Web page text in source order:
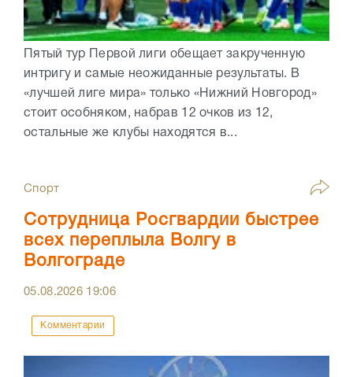
Пятый тур Первой лиги обещает закрученную
интригу и самые неожиданные результаты. В
«лучшей лиге мира» только «Нижний Новгород»
стоит особняком, набрав 12 очков из 12,
остальные же клубы находятся в...
Спорт
Сотрудница Росгвардии быстрее
всех переплыла Волгу в
Волгограде
05.08.2026 19:06
Комментарии